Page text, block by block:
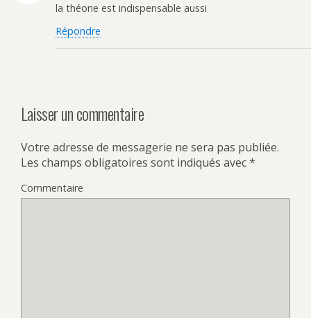
la théorie est indispensable aussi
Répondre
Laisser un commentaire
Votre adresse de messagerie ne sera pas publiée.
Les champs obligatoires sont indiqués avec*
Commentaire